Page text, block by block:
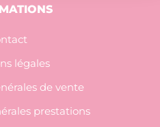
légales
de vente
prestations